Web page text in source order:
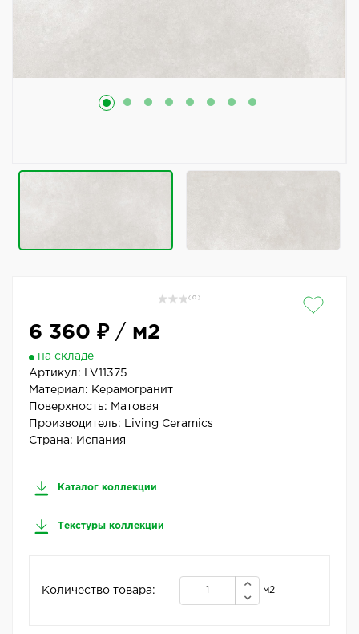
( 0 )
6 360 ₽/ м2
на складе
Артикул:
LV11375
Материал: Керамогранит
Поверхность: Матовая
Производитель:
Living Ceramics
Страна: Испания
Каталог коллекции
Текстуры коллекции
Количество товара: м2